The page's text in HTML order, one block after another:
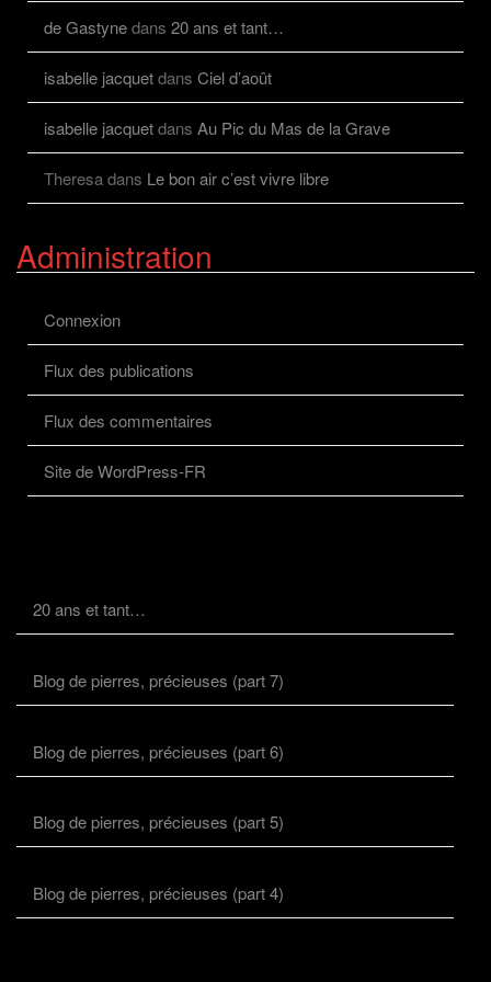
de Gastynedans 20 ans et tant…
isabelle jacquetdans Ciel d’août
isabelle jacquetdans Au Pic du Mas de la Grave
Theresadans Le bon air c’est vivre libre
Administration
Connexion
Flux des publications
Flux des commentaires
Site de WordPress-FR
20 ans et tant…
Blog de pierres, précieuses (part 7)
Blog de pierres, précieuses (part 6)
Blog de pierres, précieuses (part 5)
Blog de pierres, précieuses (part 4)